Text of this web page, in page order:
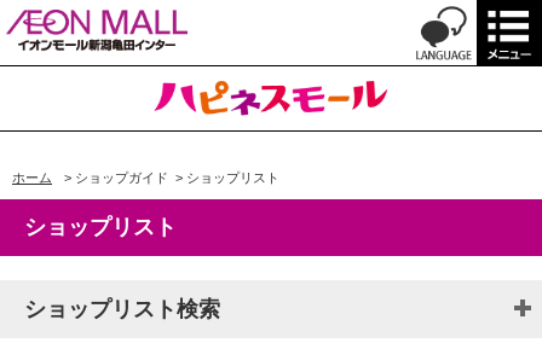
ホーム > ショップガイド > ショップリスト
ショップリスト
ショップリスト検索